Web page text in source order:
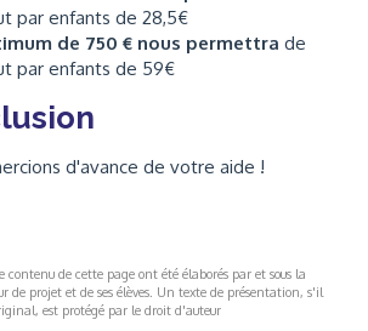
par enfants de 28,5€
de 750 € nous permettra de
par enfants de 59€
d'avance de votre aide !
contenu de cette page ont été élaborés par et sous la
de projet et de ses élèves. Un texte de présentation, s'il
est protégé par le droit d'auteur